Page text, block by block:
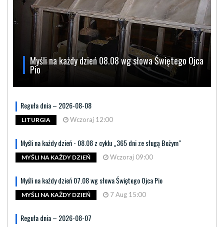
Myśli na każdy dzień 08.08 wg słowa Świętego Ojca
Pio
Reguła dnia – 2026-08-08
LITURGIA Wczoraj 12:00
Myśli na każdy dzień - 08.08 z cyklu „365 dni ze sługą Bożym"
MYŚLI NA KAŻDY DZIEŃ Wczoraj 09:00
Myśli na każdy dzień 07.08 wg słowa Świętego Ojca Pio
MYŚLI NA KAŻDY DZIEŃ 7 Aug 15:00
Reguła dnia – 2026-08-07